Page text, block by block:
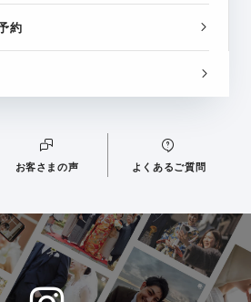
約
お客さまの声 よくあるご質問